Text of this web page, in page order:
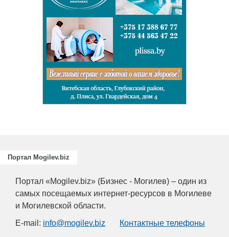
Портал Mogilev.biz
Портал «Mogilev.biz» (Бизнес - Могилев) – один из
самых посещаемых интернет-ресурсов в Могилеве
и Могилевской области.
E-mail: info@mogilev.biz Контактные телефоны